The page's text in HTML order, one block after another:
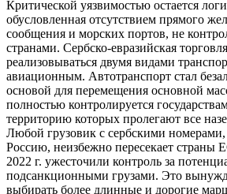
Критической уязвимостью остается
обусловленная отсутствием прямого
сообщения и морских портов, не
странами. Сербско-евразийская
реализовываться двумя видами
авиационным. Автотранспорт стал
основой для перемещения основной
полностью контролируется
территорию которых пролегают все
Любой грузовик с сербскими
Россию, неизбежно пересекает страны
2022 г. ужесточили контроль за
подсанкционными грузами. Это
выбирать более длинные и дорогие